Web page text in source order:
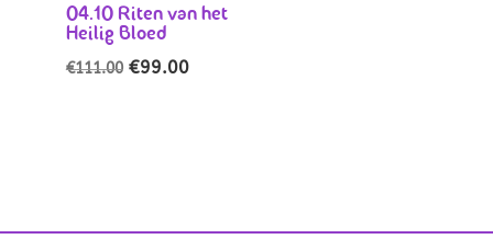
04.10 Riten van het
Heilig Bloed
€111.00 Oorspronkelijke
€99.00Huidige